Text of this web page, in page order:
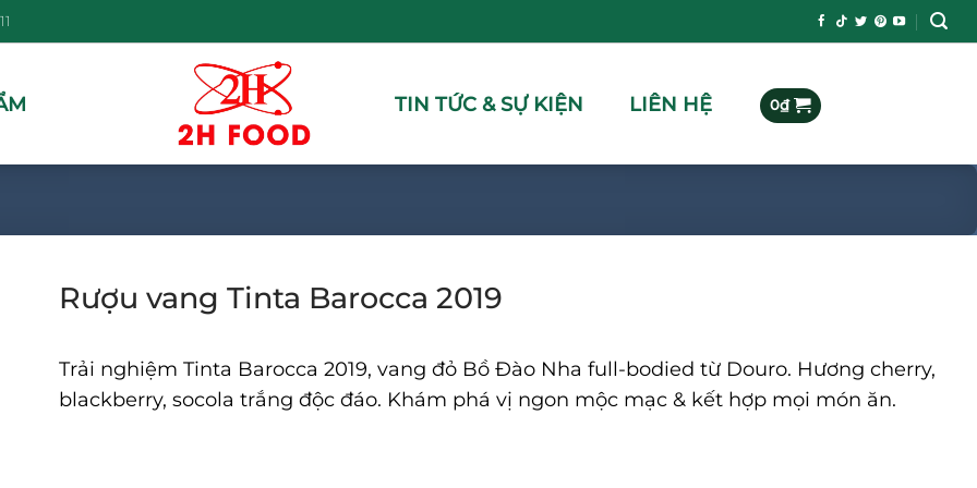
TIN TỨC & SỰ KIỆN LIÊN HỆ 0₫
Rượu vang Tinta Barocca 2019
Trải nghiệm Tinta Barocca 2019, vang đỏ Bồ Đào Nha full-bodied từ Douro. Hương cherry,
blackberry, socola trắng độc đáo. Khám phá vị ngon mộc mạc & kết hợp mọi món ăn.